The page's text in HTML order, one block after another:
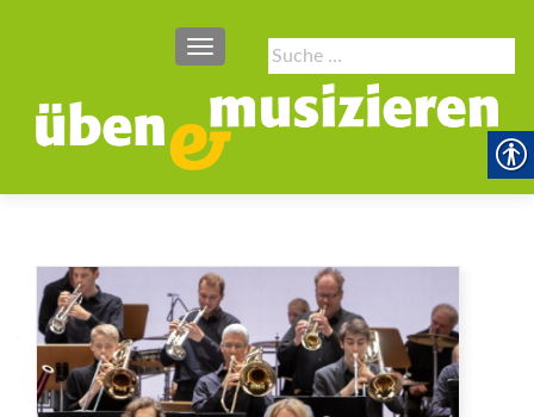
Suche
nach:
SCHALTE NAVIGATION